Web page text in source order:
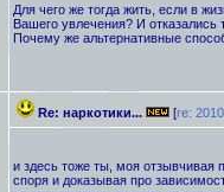
Для чего же тогда жить, если в
Вашего увлечения? И отказались
Почему же альтернативные
Re: наркотики... [re: 2010
и здесь тоже ты, моя отзывчивая
споря и доказывая про